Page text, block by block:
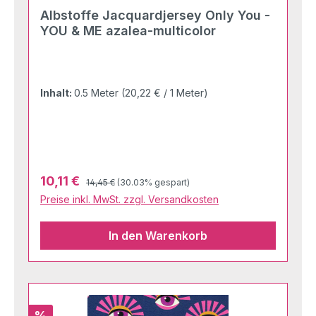
Albstoffe Jacquardjersey Only You -
YOU & ME azalea-multicolor
Inhalt: 0.5 Meter (20,22 € / 1 Meter)
Verkaufspreis:
10,11 € Regulärer Preis:
14,45 € (30.03% gespart)
Preise inkl. MwSt. zzgl. Versandkosten
In den Warenkorb